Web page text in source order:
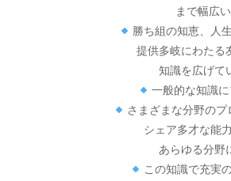
まで幅広
勝ち組の知恵、人
提供多岐にわたる
知識を広げて
一般的な知識に
さまざまな分野の
シェア多才な能
あらゆる分野
この知識で充実